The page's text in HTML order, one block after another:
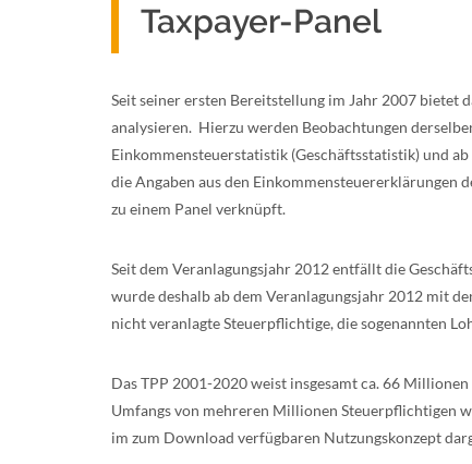
Taxpayer-Panel
Seit seiner ersten Bereitstellung im Jahr 2007 bietet
analysieren. Hierzu werden Beobachtungen
Einkommensteuerstatistik (Geschäftsstatistik) und
die Angaben aus den
zu einem Panel verknüpft.
Seit dem Veranlagungsjahr 2012 entfällt die
wurde deshalb ab dem Veranlagungsjahr 2012 mit
nicht veranlagte Steuerpflichtige, die sogenannten
Das TPP 2001-2020 weist insgesamt ca. 66
Umfangs von mehreren Millionen Steuerpflichtigen
im zum Download verfügbaren Nutzungskonzept